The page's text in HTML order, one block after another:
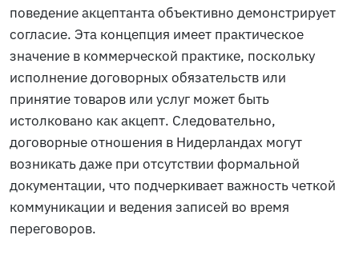
поведение акцептанта объективно демонстрирует
согласие. Эта концепция имеет практическое
значение в коммерческой практике, поскольку
исполнение договорных обязательств или
принятие товаров или услуг может быть
истолковано как акцепт. Следовательно,
договорные отношения в Нидерландах могут
возникать даже при отсутствии формальной
документации, что подчеркивает важность четкой
коммуникации и ведения записей во время
переговоров.